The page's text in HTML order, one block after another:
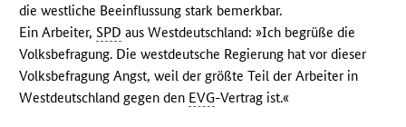
die westliche Beeinflussung stark bemerkbar.
Ein Arbeiter,SPD aus Westdeutschland: »Ich begrüße die
Volksbefragung. Die westdeutsche Regierung hat vor dieser
Volksbefragung Angst, weil der größte Teil der Arbeiter in
Westdeutschland gegen den EVG-Vertrag ist.«